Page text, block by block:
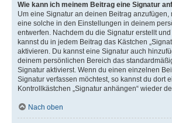
Wie kann ich meinem Beitrag eine Signatur
Um eine Signatur an deinen Beitrag anzufügen,
eine solche in den Einstellungen in deinem
entwerfen. Nachdem du die Signatur erstellt
kannst du in jedem Beitrag das Kästchen
aktivieren. Du kannst eine Signatur auch
deinem persönlichen Bereich das
Signatur aktivierst. Wenn du einen einzelnen
Signatur verfassen möchtest, so kannst du dort
Kontrollkästchen „Signatur anhängen“ wieder
Nach oben